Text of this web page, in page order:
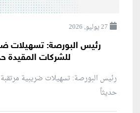
27 يوليو, 2026
رئيس البورصة: تسهيلات
للشركات المقيدة
رئيس البورصة: تسهيلات ضريبية مرتقبة
حديثاً